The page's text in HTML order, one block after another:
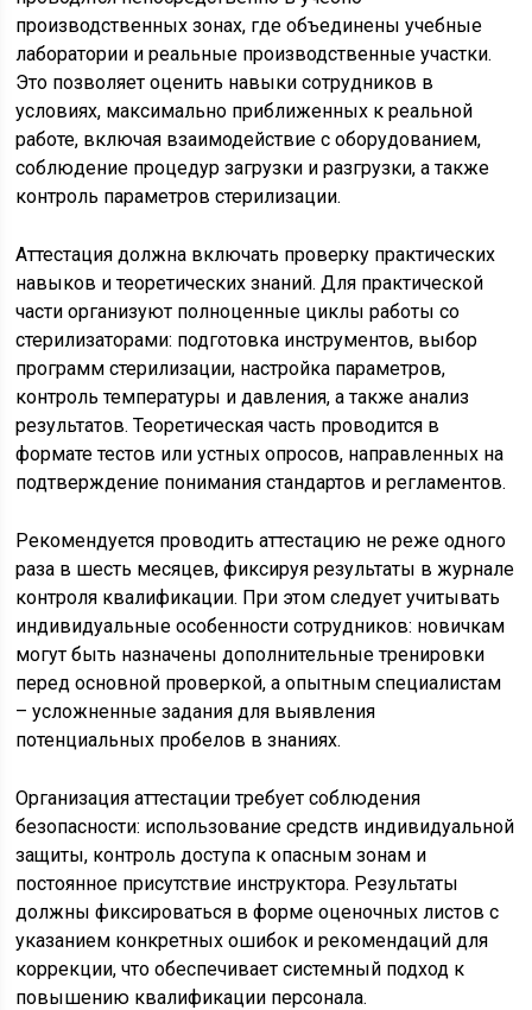
производственных зонах, где объединены учебные
лаборатории и реальные производственные участки.
Это позволяет оценить навыки сотрудников в
условиях, максимально приближенных к реальной
работе, включая взаимодействие с оборудованием,
соблюдение процедур загрузки и разгрузки, а также
контроль параметров стерилизации.
Аттестация должна включать проверку практических
навыков и теоретических знаний. Для практической
части организуют полноценные циклы работы со
стерилизаторами: подготовка инструментов, выбор
программ стерилизации, настройка параметров,
контроль температуры и давления, а также анализ
результатов. Теоретическая часть проводится в
формате тестов или устных опросов, направленных на
подтверждение понимания стандартов и регламентов.
Рекомендуется проводить аттестацию не реже одного
раза в шесть месяцев, фиксируя результаты в журнале
контроля квалификации. При этом следует учитывать
индивидуальные особенности сотрудников: новичкам
могут быть назначены дополнительные тренировки
перед основной проверкой, а опытным специалистам
– усложненные задания для выявления
потенциальных пробелов в знаниях.
Организация аттестации требует соблюдения
безопасности: использование средств индивидуальной
защиты, контроль доступа к опасным зонам и
постоянное присутствие инструктора. Результаты
должны фиксироваться в форме оценочных листов с
указанием конкретных ошибок и рекомендаций для
коррекции, что обеспечивает системный подход к
повышению квалификации персонала.